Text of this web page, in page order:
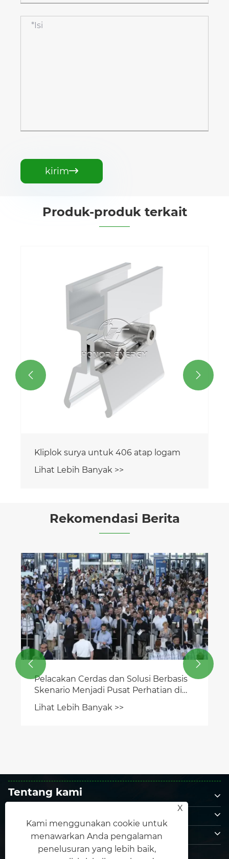
kirim
Produk-produk terkait
Clip-Clock untuk atap logam
Lihat Lebih Banyak >>
 
Rekomendasi Berita
Sistem Pemasangan PV Pertanian:
Saat Tenaga Surya Bertemu dengan
Tanah
Lihat Lebih Banyak >>
 
Tentang kami
Hubungi kami
IKUTI KAMI
X
Kami menggunakan cookie untuk
menawarkan Anda pengalaman
penelusuran yang lebih baik,